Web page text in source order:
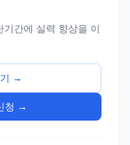
간에 실력 향상을 이
→
청 →